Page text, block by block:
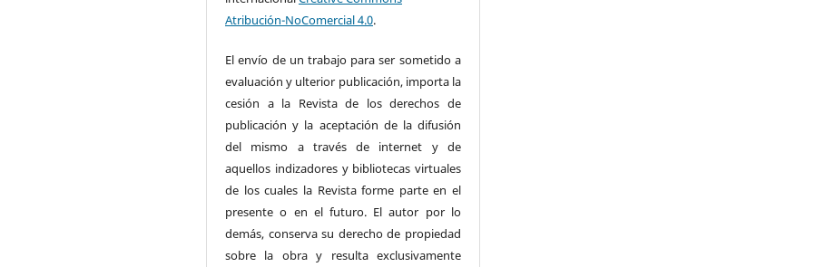
Atribución-NoComercial 4.0.
El envío de un trabajo para ser sometido a
evaluación y ulterior publicación, importa la
cesión a la Revista de los derechos de
publicación y la aceptación de la difusión
del mismo a través de internet y de
aquellos indizadores y bibliotecas virtuales
de los cuales la Revista forme parte en el
presente o en el futuro. El autor por lo
demás, conserva su derecho de propiedad
sobre la obra y resulta exclusivamente